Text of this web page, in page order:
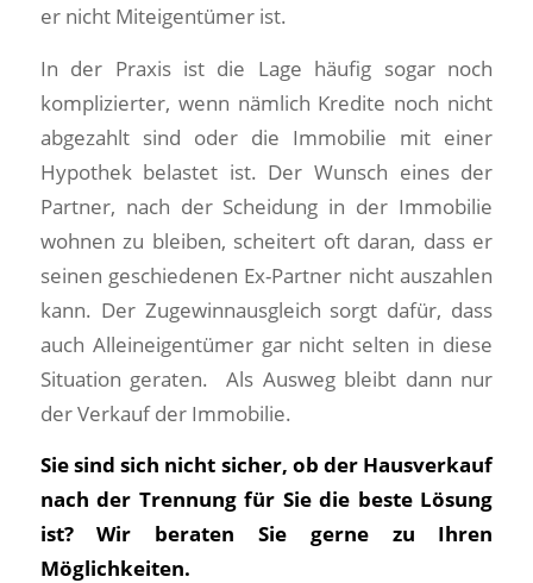
er nicht Miteigentümer ist.
In der Praxis ist die Lage häufig sogar noch
komplizierter, wenn nämlich Kredite noch nicht
abgezahlt sind oder die Immobilie mit einer
Hypothek belastet ist. Der Wunsch eines der
Partner, nach der Scheidung in der Immobilie
wohnen zu bleiben, scheitert oft daran, dass er
seinen geschiedenen Ex-Partner nicht auszahlen
kann. Der Zugewinnausgleich sorgt dafür, dass
auch Alleineigentümer gar nicht selten in diese
Situation geraten. Als Ausweg bleibt dann nur
der Verkauf der Immobilie.
Sie sind sich nicht sicher, ob der Hausverkauf
nach der Trennung für Sie die beste Lösung
ist? Wir beraten Sie gerne zu Ihren
Möglichkeiten.